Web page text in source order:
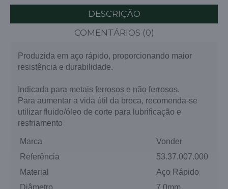
DESCRIÇÃO
COMENTÁRIOS (0)
Produzida em aço rápido, proporcionando maior
resistência e durabilidade.
Indicada para metais ferrosos e não ferrosos.
Para aumentar a vida útil da broca, recomenda-se
utilizar fluido/óleo de corte para lubrificação e
resfriamento
Marca
Vonder
Referência
53.37.007.000
Material
Aço Rápido
Diâmetro
7,0mm